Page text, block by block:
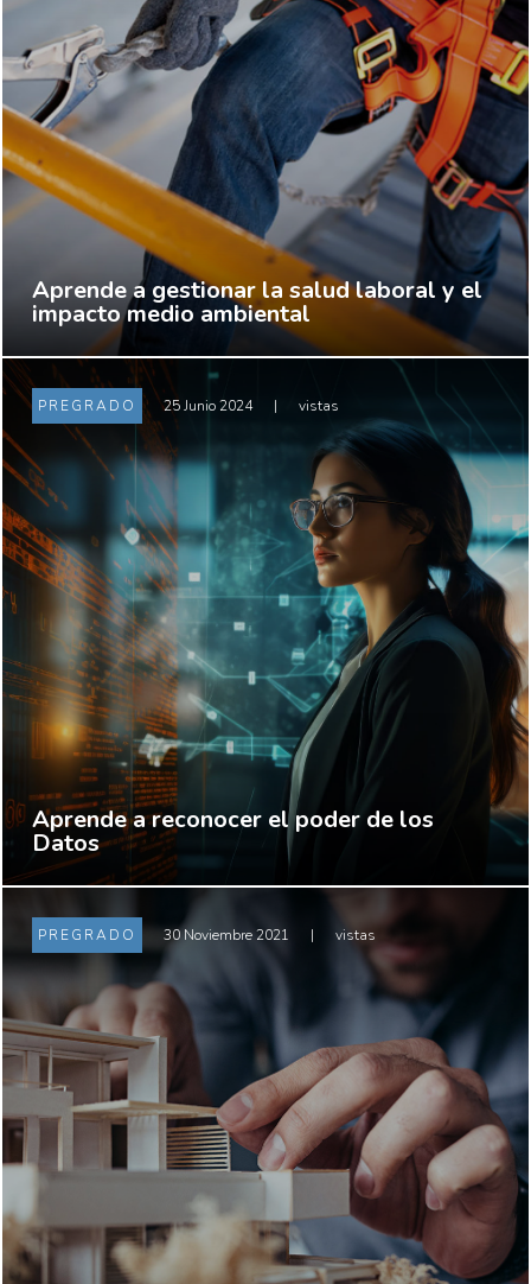
Aprende a gestionar la salud laboral y el
impacto medio ambiental
PREGRADO 25 Junio 2024 | vistas
Aprende a reconocer el poder de los
Datos
PREGRADO 30 Noviembre 2021 | vistas